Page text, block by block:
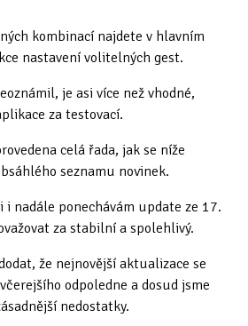
kombinací najdete v hlavním
nastavení volitelných gest.
je asi více než vhodné,
za testovací.
celá řada, jak se níže
seznamu novinek.
nadále ponechávám update ze 17.
za stabilní a spolehlivý.
že nejnovější aktualizace se
odpoledne a dosud jsme
nedostatky.